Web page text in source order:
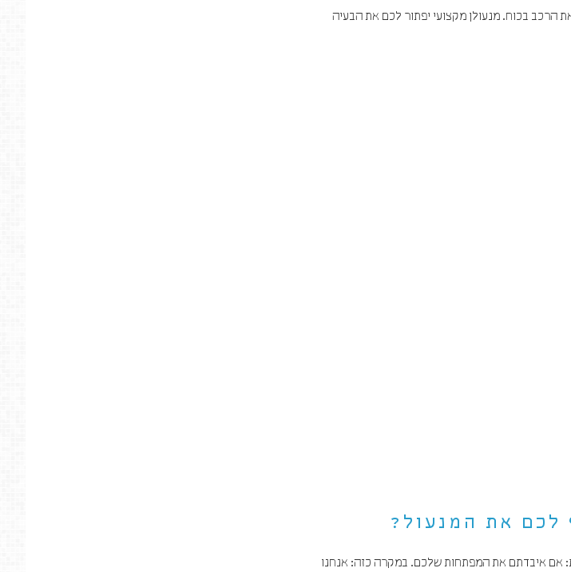
הרכב בכוח. מנעולן מקצועי יפתור לכם את הבעיה
לכם את המנעול?
אם איבדתם את המפתחות שלכם. במקרה כזה: אנחנו